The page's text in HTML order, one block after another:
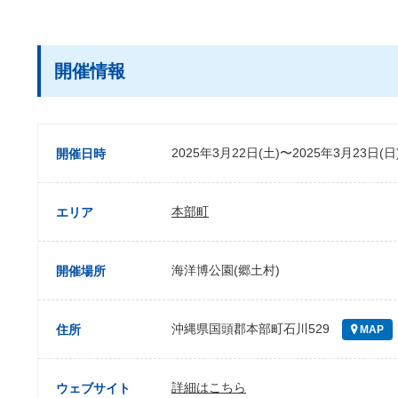
開催情報
開催日時 2025年3月22日(土)〜2025年3月23日(
エリア 本部町
開催場所 海洋博公園(郷土村)
住所 沖縄県国頭郡本部町石川529 MAP
ウェブサイト 詳細はこちら